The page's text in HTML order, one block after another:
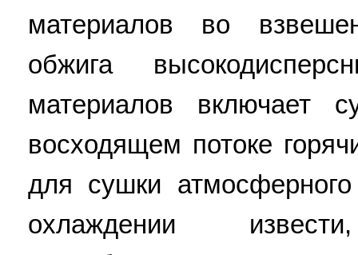
материалов во
обжига
материалов включает
восходящем потоке
для сушки атмосферного
охлаждении